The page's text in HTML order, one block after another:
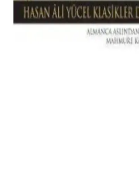
Rima Tasarım Pembe Güller
Peçetesi: Şık ve Zarif Dekoratif
Pembe güllerle süslenmiş Bleu Blanc
boyutlarıyla şıklık ve fonksiyonelliği bir